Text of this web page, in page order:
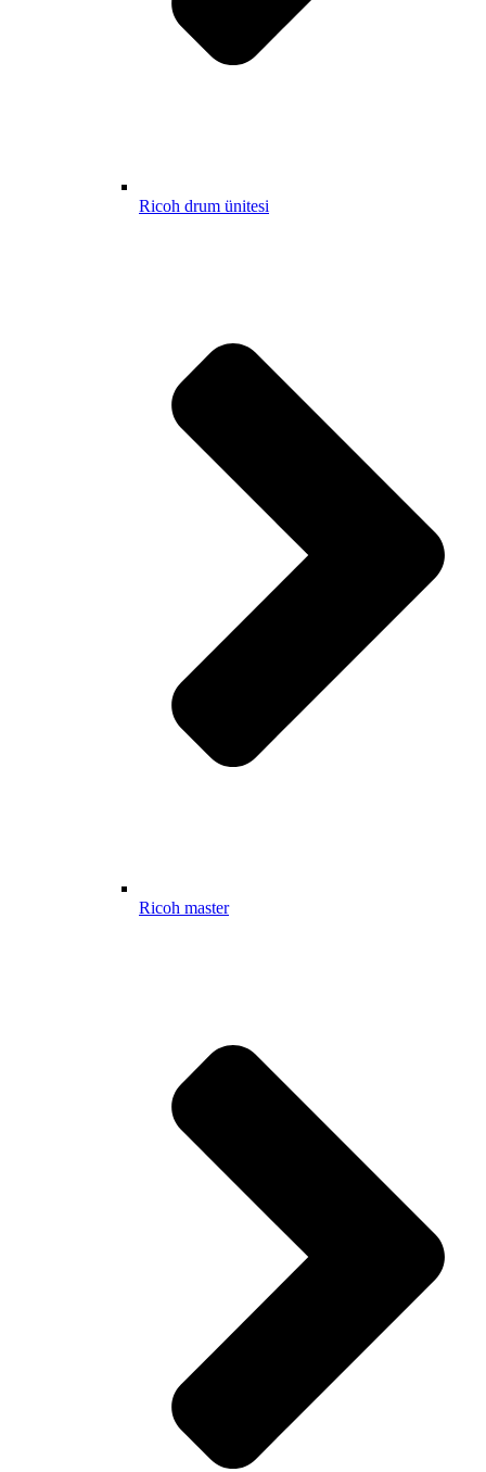
Ricoh drum ünitesi
Ricoh master